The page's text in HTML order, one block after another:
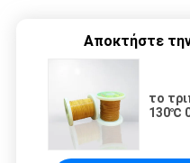
Αποκτήστε
το
130℃